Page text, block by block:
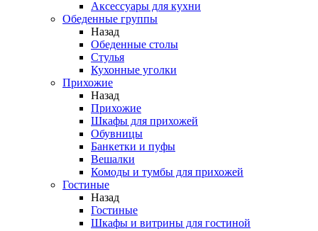
Аксессуары для кухни
Обеденные группы
Назад
Обеденные столы
Стулья
Кухонные уголки
Прихожие
Назад
Прихожие
Шкафы для прихожей
Обувницы
Банкетки и пуфы
Вешалки
Комоды и тумбы для прихожей
Гостиные
Назад
Гостиные
Шкафы и витрины для гостиной